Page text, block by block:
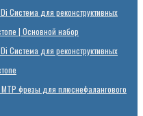
Система для реконструктивных
| Основной набор
Система для реконструктивных
фрезы для плюснефалангового